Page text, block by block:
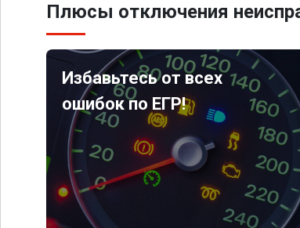
Плюсы отключения
Избавьтесь от всех
ошибок по ЕГР!